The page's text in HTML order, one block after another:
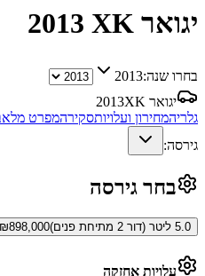
יגואר XK 2013
בחרו שנה:2013
יגואר XK
2013
גלריהמחירון ועלויותסקירהמפרט מלא
גירסה:
בחר גירסה
5.0 ליטר (דור 2 מתיחת פנים) ₪898,000
עלויות אחזקה